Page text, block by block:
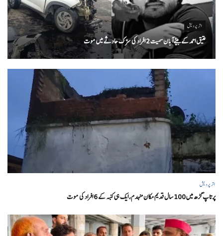
اتر پردیش
عتیق احمد کے بیٹے آبان سمیت 2 افراد کی سڑک حادثے میں موت
اتر پردیش
پرتاپ گڑھ میں 100 سال قدیم مکان منہدم، ایک ہی کنبہ کے 6 افراد کی موت